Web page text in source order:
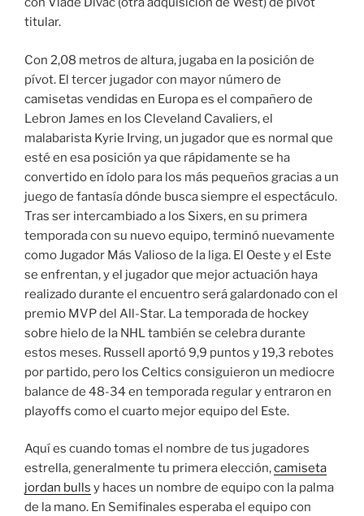
titular.
Con 2,08 metros de altura, jugaba en la posición de
pívot. El tercer jugador con mayor número de
camisetas vendidas en Europa es el compañero de
Lebron James en los Cleveland Cavaliers, el
malabarista Kyrie Irving, un jugador que es normal que
esté en esa posición ya que rápidamente se ha
convertido en ídolo para los más pequeños gracias a un
juego de fantasía dónde busca siempre el espectáculo.
Tras ser intercambiado a los Sixers, en su primera
temporada con su nuevo equipo, terminó nuevamente
como Jugador Más Valioso de la liga. El Oeste y el Este
se enfrentan, y el jugador que mejor actuación haya
realizado durante el encuentro será galardonado con el
premio MVP del All-Star. La temporada de hockey
sobre hielo de la NHL también se celebra durante
estos meses. Russell aportó 9,9 puntos y 19,3 rebotes
por partido, pero los Celtics consiguieron un mediocre
balance de 48-34 en temporada regular y entraron en
playoffs como el cuarto mejor equipo del Este.
Aquí es cuando tomas el nombre de tus jugadores
estrella, generalmente tu primera elección,camiseta
jordan bulls y haces un nombre de equipo con la palma
de la mano. En Semifinales esperaba el equipo con